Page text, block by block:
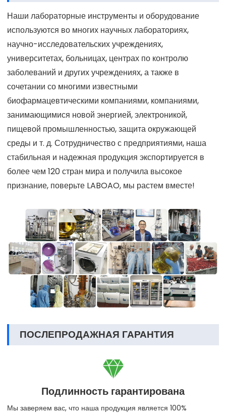
Наши лабораторные инструменты и оборудование
используются во многих научных лабораториях,
научно-исследовательских учреждениях,
университетах, больницах, центрах по контролю
заболеваний и других учреждениях, а также в
сочетании со многими известными
биофармацевтическими компаниями, компаниями,
занимающимися новой энергией, электроникой,
пищевой промышленностью, защита окружающей
среды и т. д. Сотрудничество с предприятиями, наша
стабильная и надежная продукция экспортируется в
более чем 120 стран мира и получила высокое
признание, поверьте LABOAO, мы растем вместе!
ПОСЛЕПРОДАЖНАЯ ГАРАНТИЯ

Подлинность гарантирована
Мы заверяем вас, что наша продукция является 100%